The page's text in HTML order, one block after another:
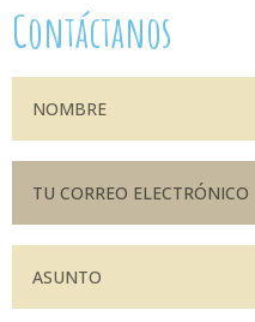
Contáctanos